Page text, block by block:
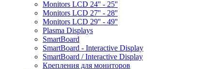
Monitors LCD 24'' - 25''
Monitors LCD 27'' - 28''
Monitors LCD 29'' - 49''
Plasma Displays
SmartBoard
SmartBoard - Interactive Display
SmartBoard / Interactive Display
Крепления для мониторов